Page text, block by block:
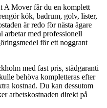
A Mover får du en komplett
kök, badrum, golv, lister,
är redo för nästa ägare
arbetar med professionell
för ett noggrant
med fast pris, städgaranti
behöva kompletteras efter
kostnad. Du kan dessutom
arbetskostnaden direkt på